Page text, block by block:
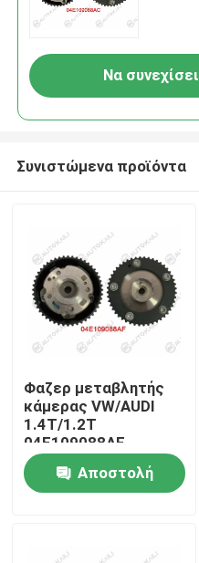
Σπίτι
Προϊόντα
Να συνεχίσει
Συνιστώμενα προϊόντα
Φαζερ μεταβλητής
κάμερας VW/AUDI
1.4T/1.2T
04E109088AF
Αποστολή